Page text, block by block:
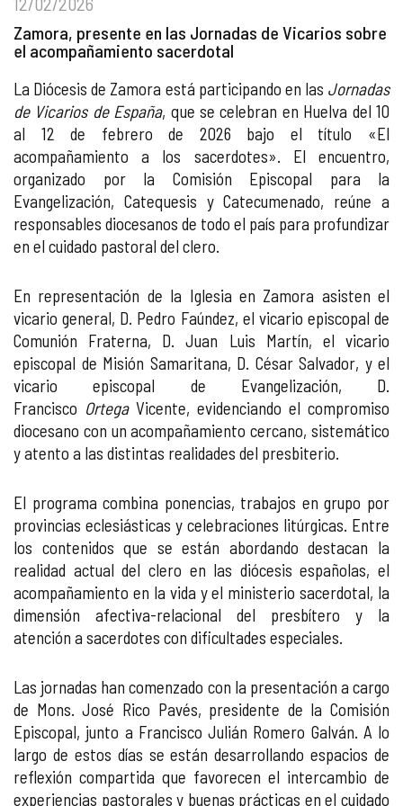
Zamora, presente en las Jornadas de Vicarios sobre
el acompañamiento sacerdotal
La Diócesis de Zamora está participando en las Jornadas
de Vicarios de España, que se celebran en Huelva del 10
al 12 de febrero de 2026 bajo el título «El
acompañamiento a los sacerdotes». El encuentro,
organizado por la Comisión Episcopal para la
Evangelización, Catequesis y Catecumenado, reúne a
responsables diocesanos de todo el país para profundizar
en el cuidado pastoral del clero.
En representación de la Iglesia en Zamora asisten el
vicario general, D. Pedro Faúndez, el vicario episcopal de
Comunión Fraterna, D. Juan Luis Martín, el vicario
episcopal de Misión Samaritana, D. César Salvador, y el
vicario episcopal de Evangelización, D.
Francisco OrtegaVicente, evidenciando el compromiso
diocesano con un acompañamiento cercano, sistemático
y atento a las distintas realidades del presbiterio.
El programa combina ponencias, trabajos en grupo por
provincias eclesiásticas y celebraciones litúrgicas. Entre
los contenidos que se están abordando destacan la
realidad actual del clero en las diócesis españolas, el
acompañamiento en la vida y el ministerio sacerdotal, la
dimensión afectiva-relacional del presbítero y la
atención a sacerdotes con dificultades especiales.
Las jornadas han comenzado con la presentación a cargo
de Mons. José Rico Pavés, presidente de la Comisión
Episcopal, junto a Francisco Julián Romero Galván. A lo
largo de estos días se están desarrollando espacios de
reflexión compartida que favorecen el intercambio de
experiencias pastorales y buenas prácticas en el cuidado